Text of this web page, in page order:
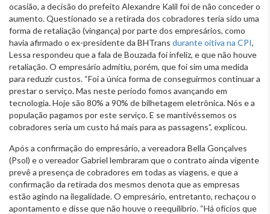
ocasião, a decisão do prefeito Alexandre Kalil foi de não conceder o
aumento. Questionado se a retirada dos cobradores teria sido uma
forma de retaliação (vingança) por parte dos empresários, como
havia afirmado o ex-presidente da BHTrans durante oitiva na CPI,
Lessa respondeu que a fala de Bouzada foi infeliz, e que não houve
retaliação. O empresário admitiu, porém, que foi sim uma medida
para reduzir custos. “Foi a única forma de conseguirmos continuar a
prestar o serviço. Mas neste período fomos avançando em
tecnologia. Hoje são 80% a 90% de bilhetagem eletrônica. Nós e a
população pagamos por este serviço. E se mantivéssemos os
cobradores seria um custo há mais para as passagens”, explicou.
Após a confirmação do empresário, a vereadora Bella Gonçalves
(Psol) e o vereador Gabriel lembraram que o contrato ainda vigente
prevê a presença de cobradores em todas as viagens, e que a
confirmação da retirada dos mesmos denota que as empresas
estão agindo na ilegalidade. O empresário, entretanto, rechaçou o
apontamento e disse que não houve o reequilíbrio. “Há ofícios que